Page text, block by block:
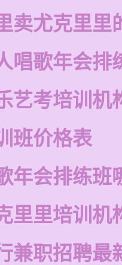
卖尤克里里
唱歌年会排
艺考培训机
班价格表
年会排练班
里里培训机
兼职招聘最